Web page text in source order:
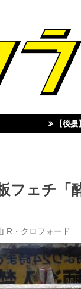
【後
フェチ「
R・クロフォード